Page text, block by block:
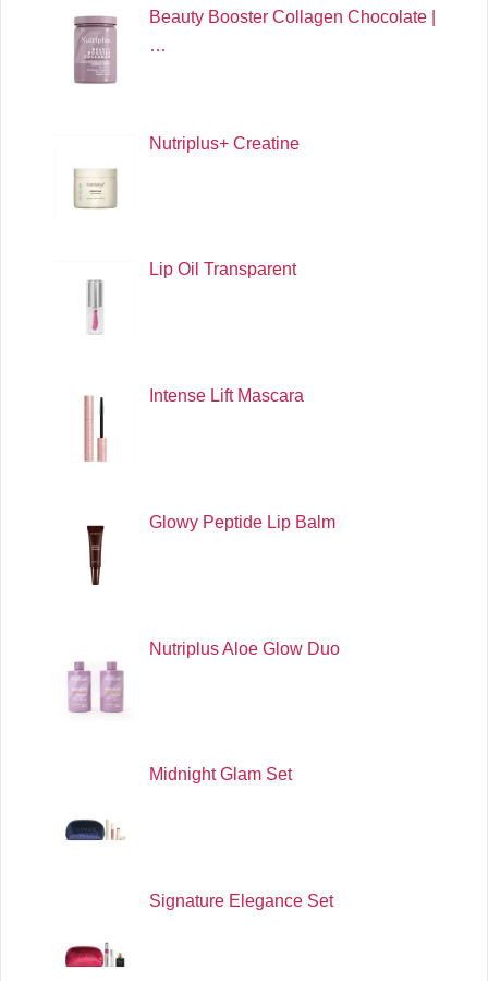
Beauty Booster Collagen Chocolate |
…
Nutriplus+ Creatine
Lip Oil Transparent
Intense Lift Mascara
Glowy Peptide Lip Balm
Nutriplus Aloe Glow Duo
Midnight Glam Set
Signature Elegance Set